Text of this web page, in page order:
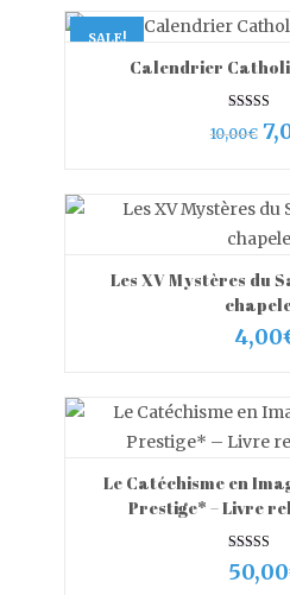
SALE!
Calendrier
Note
5.00
10,00€ Le
AJOUTER AU
Les XV Mystères du
4,00
AJOUTER AU
Le Catéchisme en
Prestige* – Livre
Note
5.00
50,00